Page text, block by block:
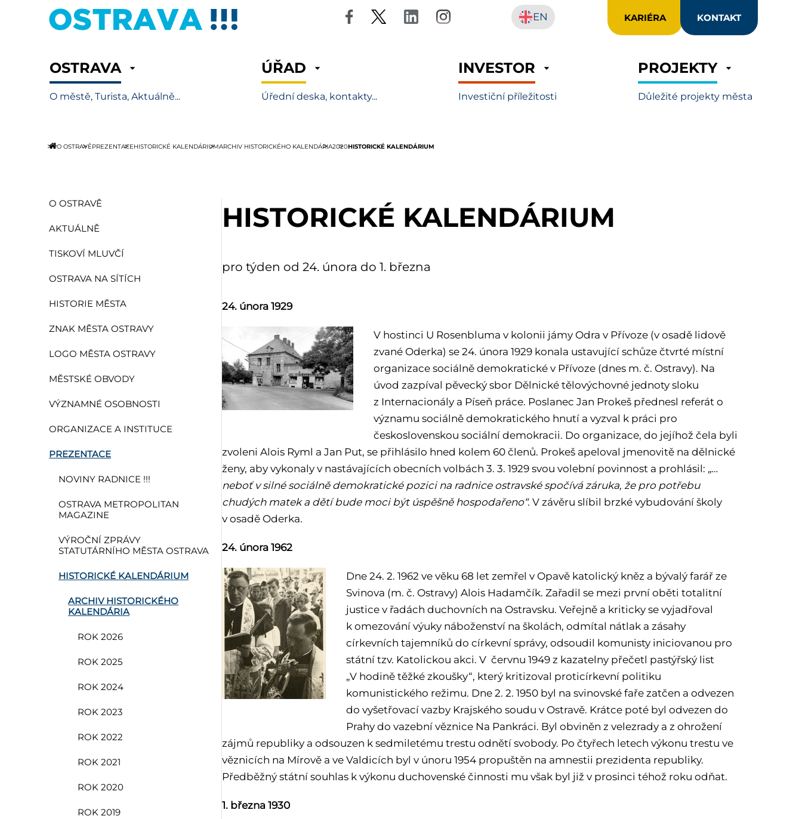
KARIÉRA KONTAKT
EN
OSTRAVA
O městě, Turista, Aktuálně...
ÚŘAD
Úřední deska, kontakty...
INVESTOR
Investiční příležitosti
PROJEKTY
Důležité projekty města
O OSTRAVĚPREZENTACEHISTORICKÉ KALENDÁRIUMARCHIV HISTORICKÉHO KALENDÁRIA2020HISTORICKÉ KALENDÁRIUM
O OSTRAVĚ
AKTUÁLNĚ
TISKOVÍ MLUVČÍ
OSTRAVA NA SÍTÍCH
HISTORIE MĚSTA
ZNAK MĚSTA OSTRAVY
LOGO MĚSTA OSTRAVY
MĚSTSKÉ OBVODY
VÝZNAMNÉ OSOBNOSTI
ORGANIZACE A INSTITUCE
PREZENTACE
NOVINY RADNICE !!!
OSTRAVA METROPOLITAN
MAGAZINE
VÝROČNÍ ZPRÁVY
STATUTÁRNÍHO MĚSTA OSTRAVA
HISTORICKÉ KALENDÁRIUM
ARCHIV HISTORICKÉHO
KALENDÁRIA
ROK 2026
ROK 2025
ROK 2024
ROK 2023
ROK 2022
ROK 2021
ROK 2020
ROK 2019
HISTORICKÉ KALENDÁRIUM
pro týden od 24. února do 1. března
24. února 1929
V hostinci U Rosenbluma v kolonii jámy Odra v Přívoze (v osadě lidově
zvané Oderka) se 24. února 1929 konala ustavující schůze čtvrté místní
organizace sociálně demokratické v Přívoze (dnes m. č. Ostravy). Na
úvod zazpíval pěvecký sbor Dělnické tělovýchovné jednoty sloku
z Internacionály a Píseň práce. Poslanec Jan Prokeš přednesl referát o
významu sociálně demokratického hnutí a vyzval k práci pro
československou sociální demokracii. Do organizace, do jejíhož čela byli
zvoleni Alois Ryml a Jan Put, se přihlásilo hned kolem 60 členů. Prokeš apeloval jmenovitě na dělnické
ženy, aby vykonaly v nastávajících obecních volbách 3. 3. 1929 svou volební povinnost a prohlásil: „…
neboť v silné sociálně demokratické pozici na radnice ostravské spočívá záruka, že pro potřebu
chudých matek a dětí bude moci být úspěšně hospodařeno“. V závěru slíbil brzké vybudování školy
v osadě Oderka.
24. února 1962
Dne 24. 2. 1962 ve věku 68 let zemřel v Opavě katolický kněz a bývalý farář ze
Svinova (m. č. Ostravy) Alois Hadamčík. Zařadil se mezi první oběti totalitní
justice v řadách duchovních na Ostravsku. Veřejně a kriticky se vyjadřoval
k omezování výuky náboženství na školách, odmítal nátlak a zásahy
církevních tajemníků do církevní správy, odsoudil komunisty iniciovanou pro
státní tzv. Katolickou akci. V červnu 1949 z kazatelny přečetl pastýřský list
„V hodině těžké zkoušky“, který kritizoval proticírkevní politiku
komunistického režimu. Dne 2. 2. 1950 byl na svinovské faře zatčen a odvezen
do vyšetřovací vazby Krajského soudu v Ostravě. Krátce poté byl odvezen do
Prahy do vazební věznice Na Pankráci. Byl obviněn z velezrady a z ohrožení
zájmů republiky a odsouzen k sedmiletému trestu odnětí svobody. Po čtyřech letech výkonu trestu ve
věznicích na Mírově a ve Valdicích byl v únoru 1954 propuštěn na amnestii prezidenta republiky.
Předběžný státní souhlas k výkonu duchovenské činnosti mu však byl již v prosinci téhož roku odňat.
1. března 1930